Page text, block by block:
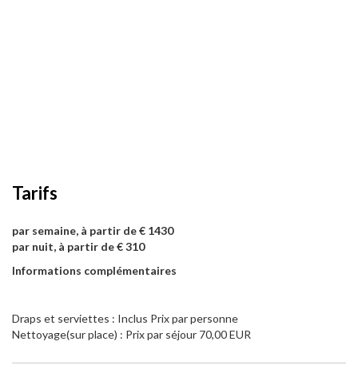
Tarifs
par semaine, à partir de € 1430
par nuit, à partir de € 310
Informations complémentaires
Draps et serviettes : Inclus Prix par personne
Nettoyage(sur place) : Prix par séjour 70,00 EUR